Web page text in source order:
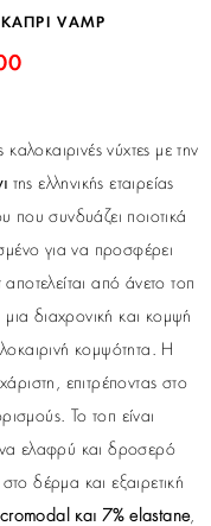
VAMP
νύχτες με την
της ελληνικής εταιρείας
που συνδυάζει ποιοτικά
για να προσφέρει
από άνετο τοπ
, μια διαχρονική και κομψή
κομψότητα. Η
επιτρέποντας στο
Το τοπ είναι
ελαφρύ και δροσερό
δέρμα και εξαιρετική
και 7% elastane,